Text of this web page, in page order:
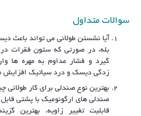
سوالات متداول
آیا نشستن طولانی می تواند باعث
بله، در صورتی که ستون فقرات
گیرد و فشار مداوم به مهره ها
زدگی دیسک و درد سیاتیک افزایش
بهترین نوع صندلی برای کار طولانی
صندلی های ارگونومیک با پشتی قابل
قابلیت تغییر زاویه، بهترین